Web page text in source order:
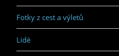
Fotky z cest a výletů
Lidé